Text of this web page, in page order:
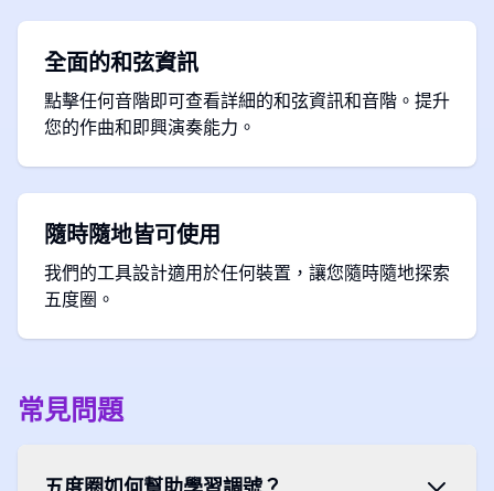
全面的和弦資訊
點擊任何音階即可查看詳細的和弦資訊和音階。提升
您的作曲和即興演奏能力。
隨時隨地皆可使用
我們的工具設計適用於任何裝置，讓您隨時隨地探索
五度圈。
常見問題